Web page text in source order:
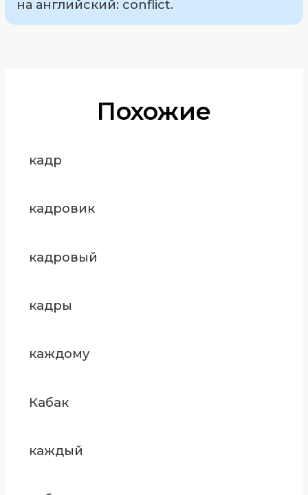
на английский: conflict.
Похожие
кадр
кадровик
кадровый
кадры
каждому
Кабак
каждый